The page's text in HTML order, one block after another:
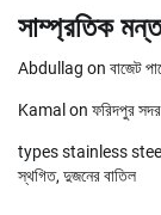
সাম্প্রতিক
Abdullag on বাজেট
Kamal on ফরিদপুর
types stainless steel
স্থগিত, দুজনের বাতিল